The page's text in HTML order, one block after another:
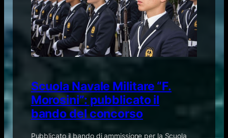
Scuola Navale Militare “F.
Morosini”: pubblicato il
bando del concorso
Pubblicato il bando di ammissione per la Scuola